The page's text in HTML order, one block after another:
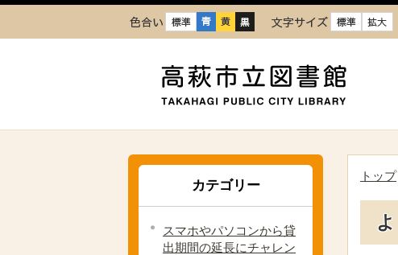
色合い 文字サイズ
カテゴリー
スマホやパソコンから貸
出期間の延長にチャレン
トップ